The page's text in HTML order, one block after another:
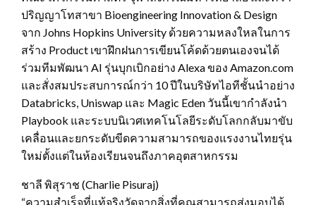
ปริญญาโทสาขา Bioengineering Innovation & Design
จาก Johns Hopkins University ด้วยความหลงใหลในการ
สร้าง Product เขาฝึกฝนการเขียนโค้ดด้วยตนเองจนได้
ร่วมทีมพัฒนา AI รุ่นบุกเบิกอย่าง Alexa ของ Amazon.com
และสั่งสมประสบการณ์กว่า 10 ปีในบริษัทไอทีชั้นนำอย่าง
Databricks, Uniswap และ Magic Eden วันนี้เขากำลังนำ
Playbook และระบบนิเวศเทคโนโลยีระดับโลกกลับมาขับ
เคลื่อนและยกระดับขีดความสามารถของแรงงานไทยรุ่น
ใหม่ตั้งแต่ในห้องเรียนจนถึงภาคอุตสาหกรรม
ชาลี พิสุราช (Charlie Pisuraj)
“ความสำเร็จที่แท้จริงวัดจากสิ่งที่คุณสามารถส่งมอบได้